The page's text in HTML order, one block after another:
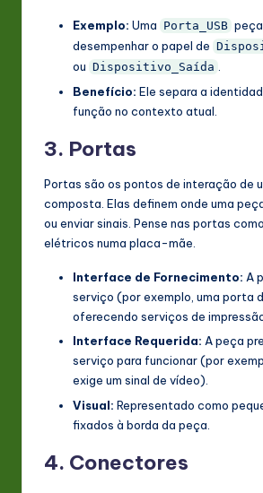
Exemplo: Uma Porta_USB
desempenhar o papel de
ou Dispositivo_Saída .
Benefício: Ele separa a
função no contexto atual.
3. Portas
Portas são os pontos de interação de
composta. Elas definem onde uma
ou enviar sinais. Pense nas portas
elétricos numa placa-mãe.
Interface de Fornecimento: A
serviço (por exemplo, uma porta
oferecendo serviços de
Interface Requerida: A peça
serviço para funcionar (por
exige um sinal de vídeo).
Visual: Representado como
fixados à borda da peça.
4. Conectores